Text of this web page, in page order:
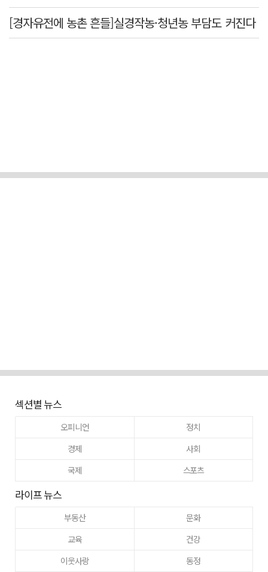
[경자유전에 농촌 흔들]실경작농·청년농 부담도 커진다
섹션별 뉴스
오피니언
정치
경제
사회
국제
스포츠
라이프 뉴스
부동산
문화
교육
건강
이웃사랑
동정